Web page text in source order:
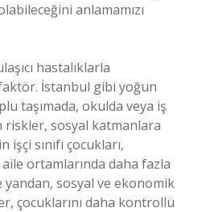
anlamamızı
hastalıklarla
İstanbul gibi yoğun
taşımada, okulda veya iş
riskler, sosyal katmanlara
sınıfı çocukları,
ortamlarında daha fazla
yandan, sosyal ve ekonomik
çocuklarını daha kontrollü